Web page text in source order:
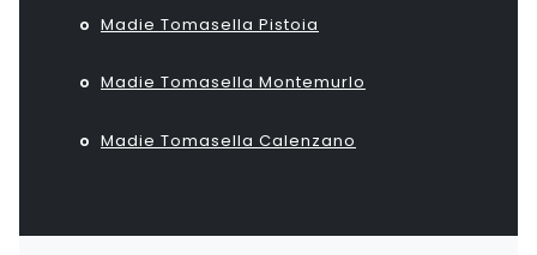
Madie Tomasella Pistoia
Madie Tomasella Montemurlo
Madie Tomasella Calenzano